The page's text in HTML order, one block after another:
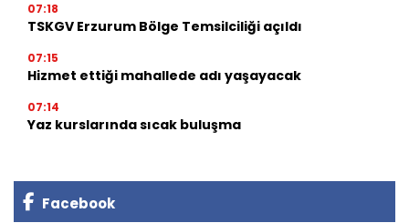
07:18
TSKGV Erzurum Bölge Temsilciliği açıldı
07:15
Hizmet ettiği mahallede adı yaşayacak
07:14
Yaz kurslarında sıcak buluşma
Facebook